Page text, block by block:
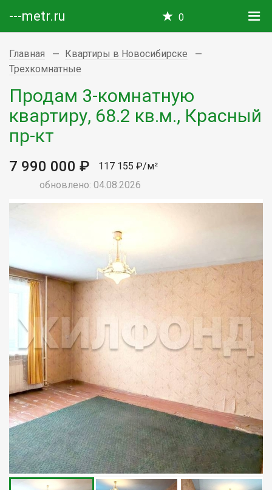
---metr.ru 0
Главная
Квартиры в Новосибирске
Трехкомнатные
Продам 3-комнатную
квартиру, 68.2 кв.м., Красный
пр-кт
7 990 000 ₽
117 155 ₽/м²
обновлено: 04.08.2026